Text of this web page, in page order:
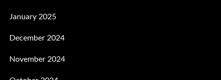
January 2025
December 2024
November 2024